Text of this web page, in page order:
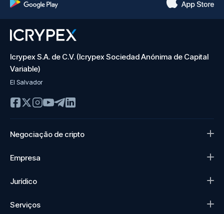
Icrypex S.A. de C.V. (Icrypex Sociedad Anónima de Capital
Variable)
El Salvador
Negociação de cripto
Empresa
Jurídico
Serviços